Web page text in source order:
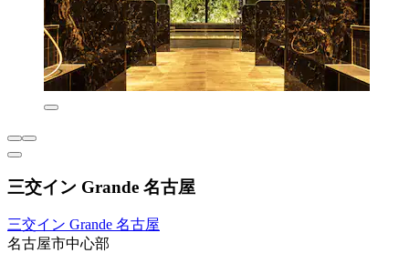
三交イン Grande 名古屋
三交イン Grande 名古屋
名古屋市中心部